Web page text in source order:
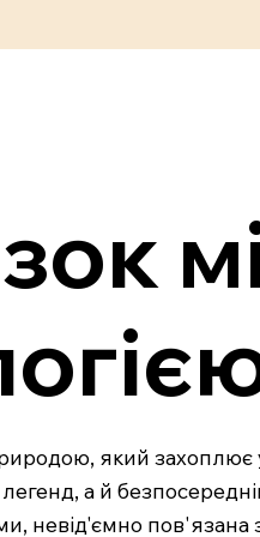
який захоплює
а й
невід'ємно